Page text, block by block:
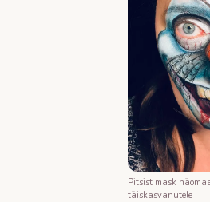
Pitsist mask
täiskasvanutele